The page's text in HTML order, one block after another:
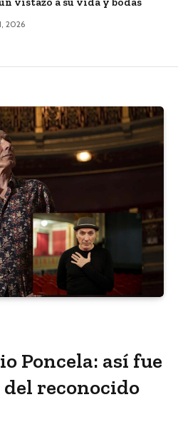
2026
Poncela: así fue
reconocido